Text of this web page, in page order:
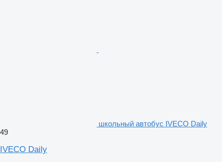
школьный автобус IVECO Daily
49
IVECO Daily